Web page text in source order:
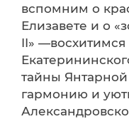
вспомним о
Елизавете и о
II»
тайны
гармонию и